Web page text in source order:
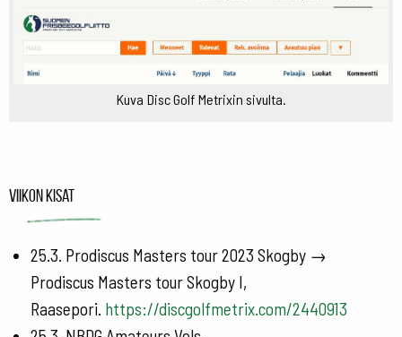
Kuva Disc Golf Metrixin sivulta.
Viikon kisat
25.3. Prodiscus Masters tour 2023 Skogby →
Prodiscus Masters tour Skogby I,
Raasepori. https://discgolfmetrix.com/2440913